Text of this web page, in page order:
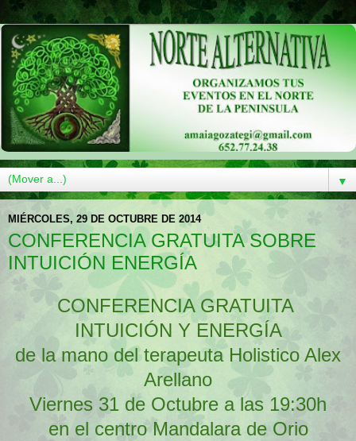
▼
MIÉRCOLES, 29 DE OCTUBRE DE 2014
CONFERENCIA GRATUITA SOBRE
INTUICIÓN ENERGÍA
CONFERENCIA GRATUITA
INTUICIÓN Y ENERGÍA
de la mano del terapeuta Holistico Alex
Arellano
Viernes 31 de Octubre a las 19:30h
en el centro Mandalara de Orio